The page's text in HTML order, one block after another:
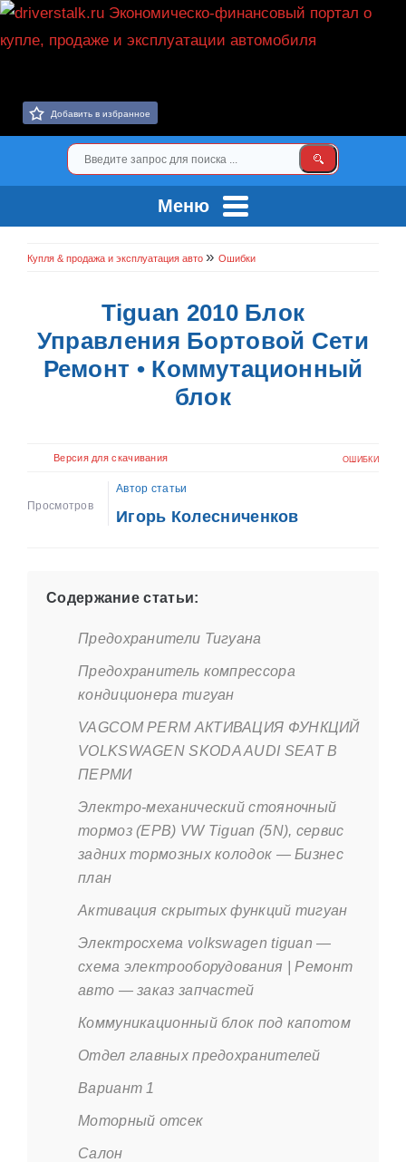
Добавить в избранное
Меню
Купля & продажа и эксплуатация авто » Ошибки
Tiguan 2010 Блок
Управления Бортовой Сети
Ремонт • Коммутационный
блок
Версия для скачивания ОШИБКИ
Просмотров
Автор статьи
Игорь Колесниченков
Содержание статьи:
Предохранители Тигуана
Предохранитель компрессора
кондиционера тигуан
VAGCOM PERM АКТИВАЦИЯ ФУНКЦИЙ
VOLKSWAGEN SKODA AUDI SEAT В
ПЕРМИ
Электро-механический стояночный
тормоз (EPB) VW Tiguan (5N), сервис
задних тормозных колодок — Бизнес
план
Активация скрытых функций тигуан
Электросхема volkswagen tiguan —
схема электрооборудования | Ремонт
авто — заказ запчастей
Коммуникационный блок под капотом
Отдел главных предохранителей
Вариант 1
Моторный отсек
Салон